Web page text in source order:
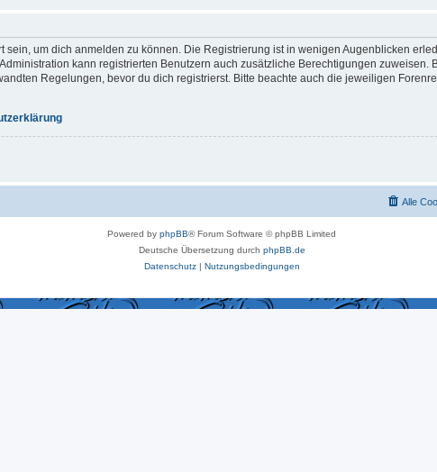
sein, um dich anmelden zu können. Die Registrierung ist in wenigen Augenblicken
kann registrierten Benutzern auch zusätzliche Berechtigungen zuweisen.
Regelungen, bevor du dich registrierst. Bitte beachte auch die jeweiligen
Alle
Powered by phpBB® Forum Software © phpBB Limited
Deutsche Übersetzung durch phpBB.de
Datenschutz| Nutzungsbedingungen